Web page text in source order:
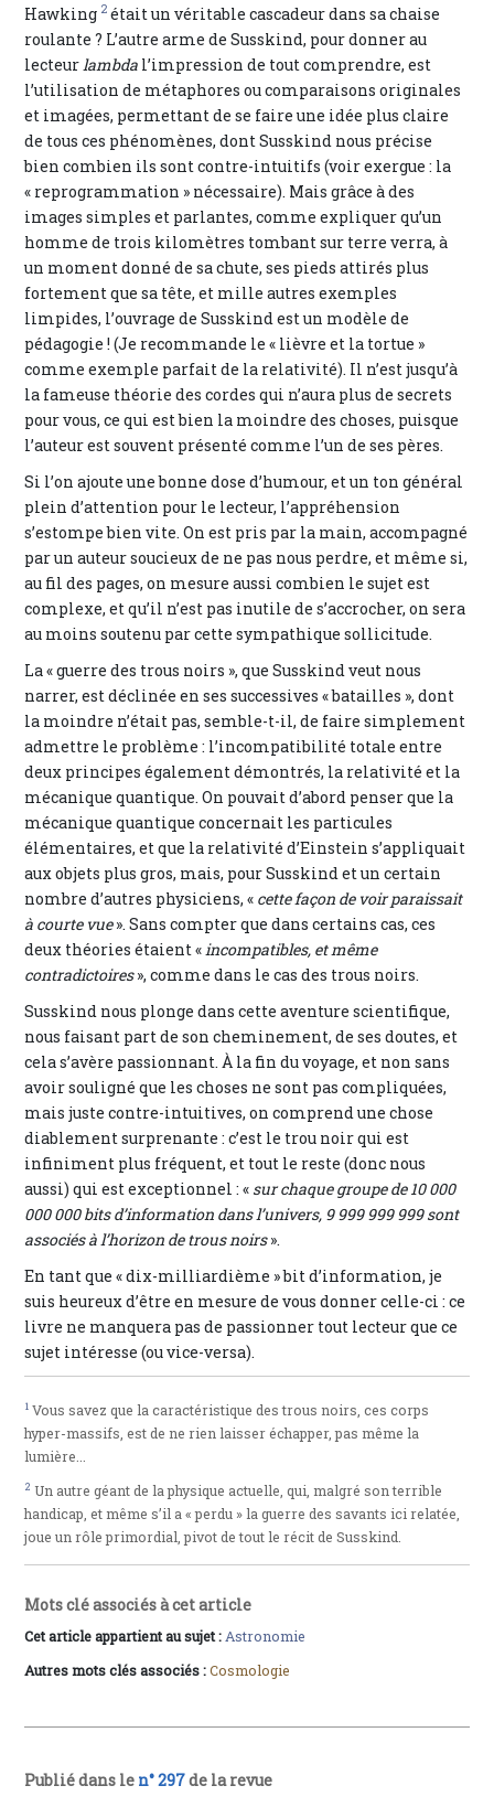
Hawking 2 était un véritable cascadeur dans sa chaise
roulante ? L’autre arme de Susskind, pour donner au
lecteur lambda l’impression de tout comprendre, est
l’utilisation de métaphores ou comparaisons originales
et imagées, permettant de se faire une idée plus claire
de tous ces phénomènes, dont Susskind nous précise
bien combien ils sont contre-intuitifs (voir exergue : la
« reprogrammation » nécessaire). Mais grâce à des
images simples et parlantes, comme expliquer qu’un
homme de trois kilomètres tombant sur terre verra, à
un moment donné de sa chute, ses pieds attirés plus
fortement que sa tête, et mille autres exemples
limpides, l’ouvrage de Susskind est un modèle de
pédagogie ! (Je recommande le « lièvre et la tortue »
comme exemple parfait de la relativité). Il n’est jusqu’à
la fameuse théorie des cordes qui n’aura plus de secrets
pour vous, ce qui est bien la moindre des choses, puisque
l’auteur est souvent présenté comme l’un de ses pères.
Si l’on ajoute une bonne dose d’humour, et un ton général
plein d’attention pour le lecteur, l’appréhension
s’estompe bien vite. On est pris par la main, accompagné
par un auteur soucieux de ne pas nous perdre, et même si,
au fil des pages, on mesure aussi combien le sujet est
complexe, et qu’il n’est pas inutile de s’accrocher, on sera
au moins soutenu par cette sympathique sollicitude.
La « guerre des trous noirs », que Susskind veut nous
narrer, est déclinée en ses successives « batailles », dont
la moindre n’était pas, semble-t-il, de faire simplement
admettre le problème : l’incompatibilité totale entre
deux principes également démontrés, la relativité et la
mécanique quantique. On pouvait d’abord penser que la
mécanique quantique concernait les particules
élémentaires, et que la relativité d’Einstein s’appliquait
aux objets plus gros, mais, pour Susskind et un certain
nombre d’autres physiciens, « cette façon de voir paraissait
à courte vue». Sans compter que dans certains cas, ces
deux théories étaient « incompatibles, et même
contradictoires», comme dans le cas des trous noirs.
Susskind nous plonge dans cette aventure scientifique,
nous faisant part de son cheminement, de ses doutes, et
cela s’avère passionnant. À la fin du voyage, et non sans
avoir souligné que les choses ne sont pas compliquées,
mais juste contre-intuitives, on comprend une chose
diablement surprenante : c’est le trou noir qui est
infiniment plus fréquent, et tout le reste (donc nous
aussi) qui est exceptionnel : « sur chaque groupe de 10 000
000 000 bits d’information dans l’univers, 9 999 999 999 sont
associés à l’horizon de trous noirs».
En tant que « dix-milliardième » bit d’information, je
suis heureux d’être en mesure de vous donner celle-ci : ce
livre ne manquera pas de passionner tout lecteur que ce
sujet intéresse (ou vice-versa).
1 Vous savez que la caractéristique des trous noirs, ces corps
hyper-massifs, est de ne rien laisser échapper, pas même la
lumière...
2 Un autre géant de la physique actuelle, qui, malgré son terrible
handicap, et même s’il a « perdu » la guerre des savants ici relatée,
joue un rôle primordial, pivot de tout le récit de Susskind.
Mots clé associés à cet article
Cet article appartient au sujet : Astronomie
Autres mots clés associés :Cosmologie
Publié dans le n° 297de la revue